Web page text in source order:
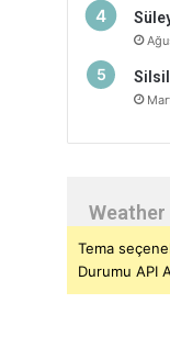
Weather
Tema
Durumu API